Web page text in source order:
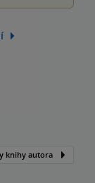
knihy autora